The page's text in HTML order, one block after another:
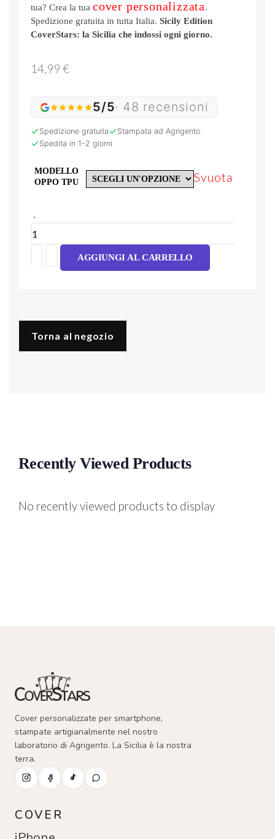
tua? Crea la tua cover personalizzata.
Spedizione gratuita in tutta Italia. Sicily Edition
CoverStars: la Sicilia che indossi ogni giorno.
14,99 €
5/5· 48 recensioni
Spedizione gratuita
Stampata ad Agrigento
Spedita in 1-2 giorni
MODELLO
OPPO TPU
Svuota
Cover
Maiolica
AGGIUNGI AL CARRELLO
Torna al negozio
Recently Viewed Products
No recently viewed products to display
Cover personalizzate per smartphone,
stampate artigianalmente nel nostro
laboratorio di Agrigento. La Sicilia è la nostra
terra.
COVER